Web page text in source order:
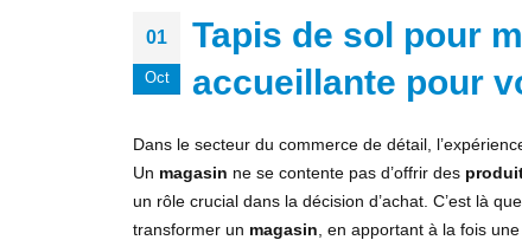
01
Oct
Tapis de sol pour
accueillante pour
Dans le secteur du commerce de détail,
Un magasin ne se contente pas d’offrir des
un rôle crucial dans la décision d’achat. C’est là
transformer un magasin , en apportant à la fois